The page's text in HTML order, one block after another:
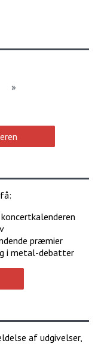
»
præmier
i metal-debatter
af udgivelser,